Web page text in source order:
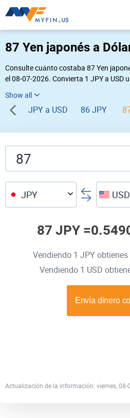
87 Yen japonés a
Consulte cuánto costaba 87 Yen
el 08-07-2026. Convierta 1 JPY a USD
USD JPY ».
JPY a USD 86 JPY
JPY USD
87 JPY =
Vendiendo 1 JPY
Vendiendo 1 USD
Actualización de la información: viernes, 08-